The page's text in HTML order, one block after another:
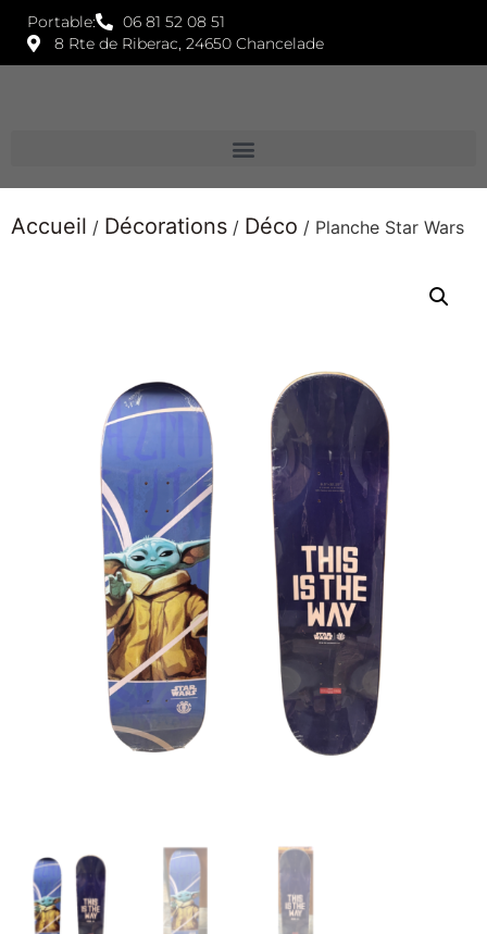
Portable:
06 81 52 08 51
8 Rte de Riberac, 24650 Chancelade
Accueil / Décorations / Déco / Planche Star Wars